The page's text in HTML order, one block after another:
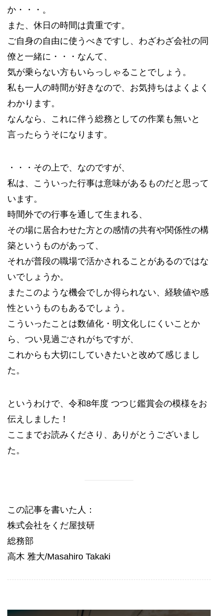
か・・・。
また、休日の時間は貴重です。
ご自身の自由に使うべきですし、わざわざ会社の同
僚と一緒に・・・なんて、
気が乗らない方もいらっしゃることでしょう。
私も一人の時間が好きなので、お気持ちはよくよく
わかります。
なんなら、これに伴う総務としての作業も無いと
言ったらうそになります。
・・・その上で、なのですが、
私は、こういった行事は意味があるものだと思って
います。
時間外での行事を通して生まれる、
その場に居合わせた方との感情の共有や関係性の構
築というものがあって、
それが普段の職場で活かされることがあるのではな
いでしょうか。
またこのような機会でしか得られない、経験値や感
性というものもあるでしょう。
こういったことは数値化・明文化しにくいことか
ら、つい見過ごされがちですが、
これからも大切にしていきたいと改めて感じまし
た。
というわけで、令和8年度 つつじ鑑賞会の模様をお
伝えしました！
ここまでお読みくださり、ありがとうございまし
た。
この記事を書いた人：
株式会社をくだ屋技研
総務部
高木 雅大/Masahiro Takaki